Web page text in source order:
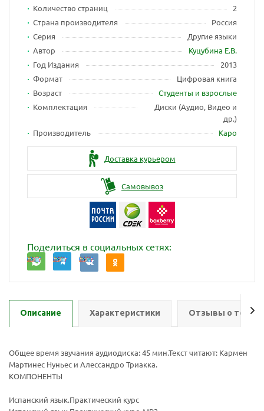
Количество страниц
2
Страна производителя
Россия
Серия
Другие языки
Автор
Куцубина Е.В.
Год Издания
2013
Формат
Цифровая книга
Возраст
Студенты и взрослые
Комплектация
Диски (Аудио, Видео и
др.)
Производитель
Каро
Доставка курьером
Самовывоз
Поделиться в социальных сетях:
Описание Характеристики Отзывы о
Общее время звучания аудиодиска: 45 мин.Текст читают: Кармен
Мартинес Нуньес и Алессандро Триакка.
КОМПОНЕНТЫ
Испанский язык.Практический курс